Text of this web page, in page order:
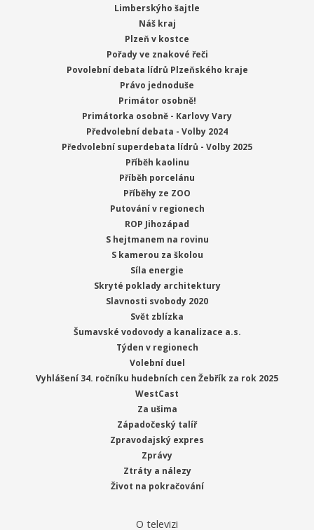
Limberskýho šajtle
Náš kraj
Plzeň v kostce
Pořady ve znakové řeči
Povolební debata lídrů Plzeňského kraje
Právo jednoduše
Primátor osobně!
Primátorka osobně - Karlovy Vary
Předvolební debata - Volby 2024
Předvolební superdebata lídrů - Volby 2025
Příběh kaolinu
Příběh porcelánu
Příběhy ze ZOO
Putování v regionech
ROP Jihozápad
S hejtmanem na rovinu
S kamerou za školou
Síla energie
Skryté poklady architektury
Slavnosti svobody 2020
Svět zblízka
Šumavské vodovody a kanalizace a.s.
Týden v regionech
Volební duel
Vyhlášení 34. ročníku hudebních cen Žebřík za rok 2025
WestCast
Za ušima
Západočeský talíř
Zpravodajský expres
Zprávy
Ztráty a nálezy
Život na pokračování
O televizi